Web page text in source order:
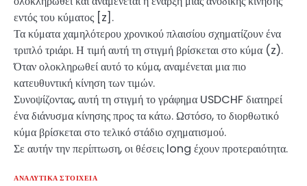
εντός του κύματος [z].
Τα κύματα χαμηλότερου χρονικού πλαισίου σχηματίζουν ένα
τριπλό τριάρι. Η τιμή αυτή τη στιγμή βρίσκεται στο κύμα (z).
Όταν ολοκληρωθεί αυτό το κύμα, αναμένεται μια πιο
κατευθυντική κίνηση των τιμών.
Συνοψίζοντας, αυτή τη στιγμή το γράφημα USDCHF διατηρεί
ένα διάνυσμα κίνησης προς τα κάτω. Ωστόσο, το διορθωτικό
κύμα βρίσκεται στο τελικό στάδιο σχηματισμού.
Σε αυτήν την περίπτωση, οι θέσεις long έχουν προτεραιότητα.
ΑΝΑΛΥΤΙΚΆ ΣΤΟΙΧΕΊΑ